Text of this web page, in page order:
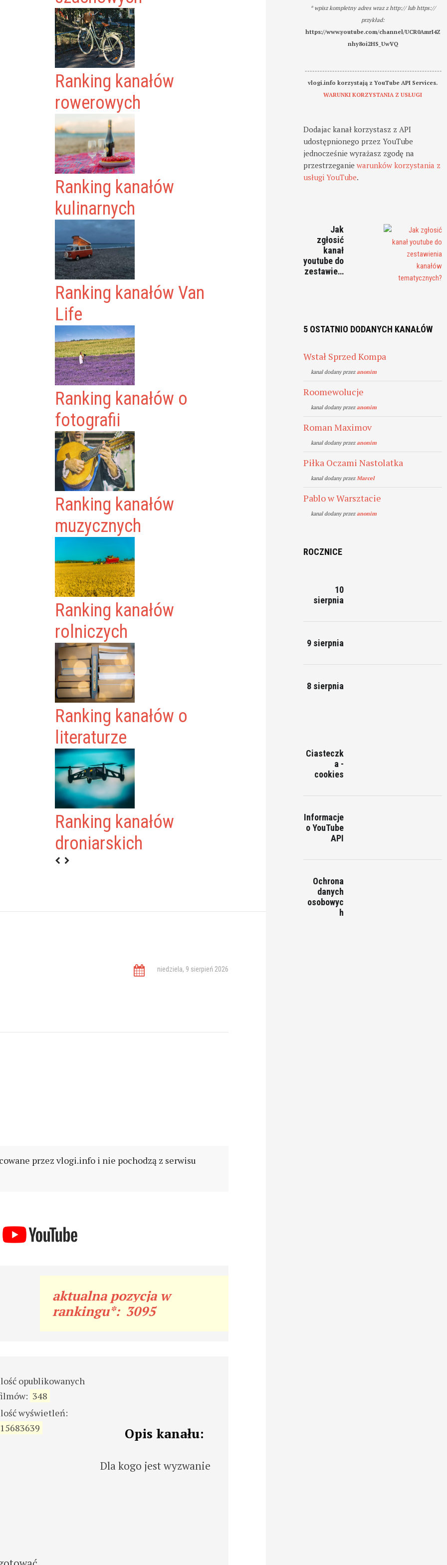
Ranking kanałów
rowerowych
Ranking kanałów
kulinarnych
Ranking kanałów Van
Life
Ranking kanałów o
fotografii
Ranking kanałów
muzycznych
Ranking kanałów
rolniczych
Ranking kanałów o
literaturze
Ranking kanałów
droniarskich
niedziela, 9 sierpień 2026
przez vlogi.info i nie pochodzą z serwisu
aktualna pozycja w
rankingu*: 3095
opublikowanych
348
wyświetleń:
15683639
Opis kanału:
Dla kogo jest wyzwanie
* wpisz kompletny adres wraz z http:// lub https://
przykład:
https://www.youtube.com/channel/UCR0AmrI4Z
nhy8oi2HS_UwVQ
-------------------------------------------------------
vlogi.info korzystają z YouTube API Services.
WARUNKI KORZYSTANIA Z USŁUGI
Dodajac kanał korzystasz z API
udostępnionego przez YouTube
jednocześnie wyrażasz zgodę na
przestrzeganiewarunków korzystania z
usługi YouTube.
Jak
zgłosić
kanał
youtube do
zestawie…
5 OSTATNIO DODANYCH KANAŁÓW
Wstał Sprzed Kompa
kanal dodany przezanonim
Roomewolucje
kanal dodany przezanonim
Roman Maximov
kanal dodany przezanonim
Piłka Oczami Nastolatka
kanal dodany przezMarcel
Pablo w Warsztacie
kanal dodany przezanonim
ROCZNICE
10
sierpnia
9 sierpnia
8 sierpnia
Ciasteczk
a -
cookies
Informacje
o YouTube
API
Ochrona
danych
osobowyc
h